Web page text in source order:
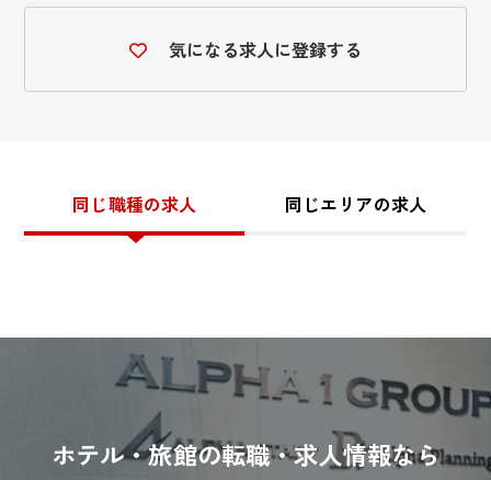
気になる求人に登録する
同じ職種の求人 同じエリアの求人
ホテル・旅館の転職・求人情報なら